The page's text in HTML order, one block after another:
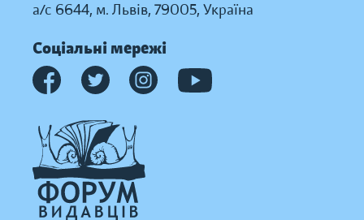
а/с 6644, м. Львів, 79005, Україна
Соціальні мережі